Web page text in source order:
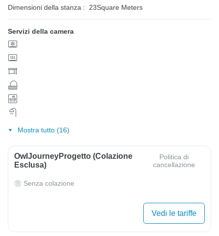
Dimensioni della stanza :
23Square Meters
Servizi della camera
Mostra tutto (16)
OwlJourneyProgetto (colazione
Esclusa)
Politica di
cancellazione
Senza colazione
Vedi le tariffe